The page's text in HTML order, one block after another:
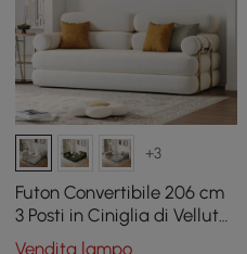
+3
Futon Convertibile 206 cm
3 Posti in Ciniglia di Velluto
4 in 1
Vendita lampo